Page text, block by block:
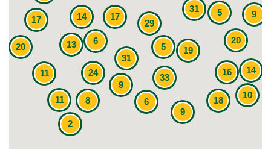
31
31
33
17
11
9
18
20
24
10
13
29
14 17
16
19
11 14
8
20
9
6
9
6
2
5
5